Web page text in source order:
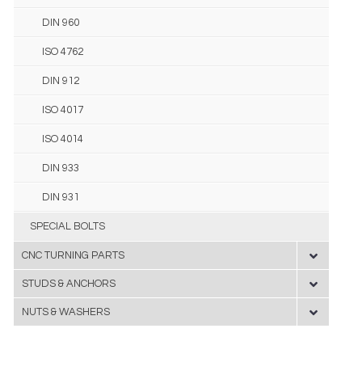
DIN 960
ISO 4762
DIN 912
ISO 4017
ISO 4014
DIN 933
DIN 931
SPECIAL BOLTS
CNC TURNING PARTS
STUDS & ANCHORS
NUTS & WASHERS